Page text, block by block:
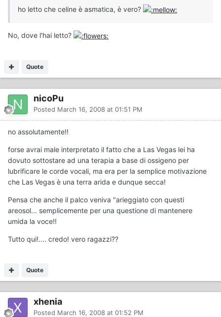
ho letto che celine è asmatica, è vero?
No, dove l'hai letto?
Quote
nicoPu
Posted March 16, 2008 at 01:51 PM
no assolutamente!!
forse avrai male interpretato il fatto che a Las Vegas lei ha
dovuto sottostare ad una terapia a base di ossigeno per
lubrificare le corde vocali, ma era per la semplice motivazione
che Las Vegas è una terra arida e dunque secca!
Pensa che anche il palco veniva "arieggiato con questi
areosol... semplicemente per una questione di mantenere
umida la voce!!
Tutto qui!.... credo! vero ragazzi??
Quote
xhenia
Posted March 16, 2008 at 01:52 PM